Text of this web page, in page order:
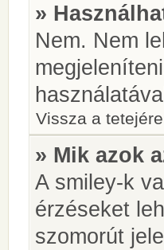
»
Nem. Nem
Vissza a tetejére
» Mik azok
A smiley-k
érzéseket
szomorút